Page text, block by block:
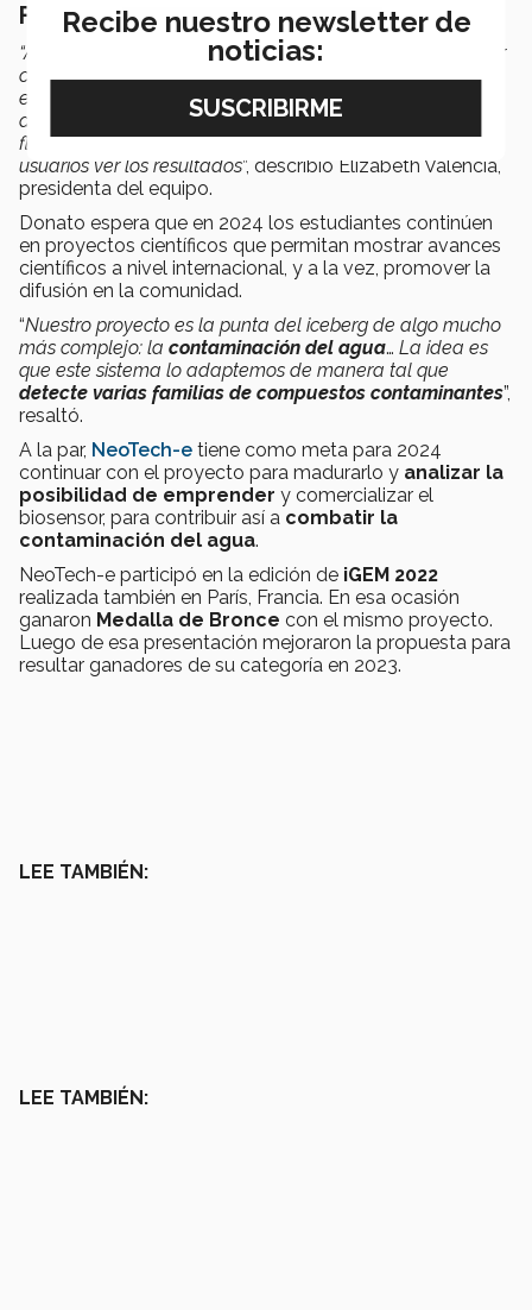
Futuro e impacto de NeoTech-e
“Actualmente no hay métodos para detectar y cuantificar
contaminantes emergentes. Nuestro proyecto se enfoca
en crear biosensor amigable y de bajo costo para
detectar contaminantes, un dispositivo que mida la señal
fluorescente, así como una aplicación que permitiría a los
usuarios ver los resultados”, describió Elizabeth Valencia,
presidenta del equipo.
Donato espera que en 2024 los estudiantes continúen
en proyectos científicos que permitan mostrar avances
científicos a nivel internacional, y a la vez, promover la
difusión en la comunidad.
“Nuestro proyecto es la punta del iceberg de algo mucho
más complejo: la contaminación del agua… La idea es
que este sistema lo adaptemos de manera tal que
detecte varias familias de compuestos contaminantes”,
resaltó.
A la par, NeoTech-e tiene como meta para 2024
continuar con el proyecto para madurarlo y analizar la
posibilidad de emprender y comercializar el
biosensor, para contribuir así a combatir la
contaminación del agua.
NeoTech-e participó en la edición de iGEM 2022
realizada también en París, Francia. En esa ocasión
ganaron Medalla de Bronce con el mismo proyecto.
Luego de esa presentación mejoraron la propuesta para
resultar ganadores de su categoría en 2023.
LEE TAMBIÉN:
LEE TAMBIÉN:
Recibe nuestro newsletter de
noticias: